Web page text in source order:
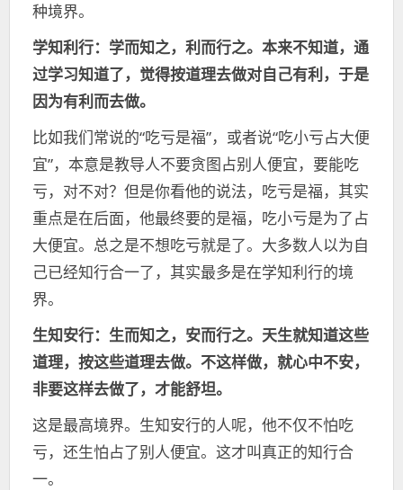
种境界。
学知利行：学而知之，利而行之。本来不知道，通
过学习知道了，觉得按道理去做对自己有利，于是
因为有利而去做。
比如我们常说的“吃亏是福”，或者说“吃小亏占大便
宜”，本意是教导人不要贪图占别人便宜，要能吃
亏，对不对？但是你看他的说法，吃亏是福，其实
重点是在后面，他最终要的是福，吃小亏是为了占
大便宜。总之是不想吃亏就是了。大多数人以为自
己已经知行合一了，其实最多是在学知利行的境
界。
生知安行：生而知之，安而行之。天生就知道这些
道理，按这些道理去做。不这样做，就心中不安，
非要这样去做了，才能舒坦。
这是最高境界。生知安行的人呢，他不仅不怕吃
亏，还生怕占了别人便宜。这才叫真正的知行合
一。